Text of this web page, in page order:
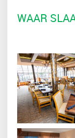
WAAR